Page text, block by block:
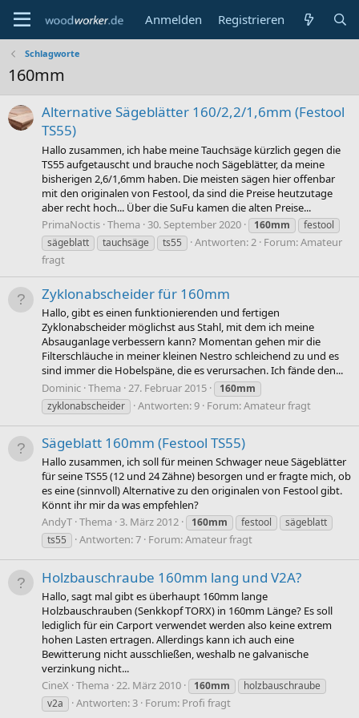
Anmelden Registrieren
Schlagworte
160mm
Alternative Sägeblätter 160/2,2/1,6mm (Festool
TS55)
Hallo zusammen, ich habe meine Tauchsäge kürzlich gegen die
TS55 aufgetauscht und brauche noch Sägeblätter, da meine
bisherigen 2,6/1,6mm haben. Die meisten sägen hier offenbar
mit den originalen von Festool, da sind die Preise heutzutage
aber recht hoch... Über die SuFu kamen die alten Preise...
PrimaNoctis Thema 30. September 2020 160mm
festool
sägeblatt
tauchsäge ts55 Antworten: 2 Forum:Amateur
fragt
Zyklonabscheider für 160mm
Hallo, gibt es einen funktionierenden und fertigen
Zyklonabscheider möglichst aus Stahl, mit dem ich meine
Absauganlage verbessern kann? Momentan gehen mir die
Filterschläuche in meiner kleinen Nestro schleichend zu und es
sind immer die Hobelspäne, die es verursachen. Ich fände den...
Dominic Thema 27. Februar 2015
160mm
zyklonabscheider
Antworten: 9 Forum:Amateur fragt
Sägeblatt 160mm (Festool TS55)
Hallo zusammen, ich soll für meinen Schwager neue Sägeblätter
für seine TS55 (12 und 24 Zähne) besorgen und er fragte mich, ob
es eine (sinnvoll) Alternative zu den originalen von Festool gibt.
Könnt ihr mir da was empfehlen?
AndyT Thema 3. März 2012 160mm festool
sägeblatt
ts55
Antworten: 7 Forum:Amateur fragt
Holzbauschraube 160mm lang und V2A?
Hallo, sagt mal gibt es überhaupt 160mm lange
Holzbauschrauben (Senkkopf TORX) in 160mm Länge? Es soll
lediglich für ein Carport verwendet werden also keine extrem
hohen Lasten ertragen. Allerdings kann ich auch eine
Bewitterung nicht ausschließen, weshalb ne galvanische
verzinkung nicht...
CineX Thema 22. März 2010 160mm
holzbauschraube
v2a
Antworten: 3 Forum: Profi fragt